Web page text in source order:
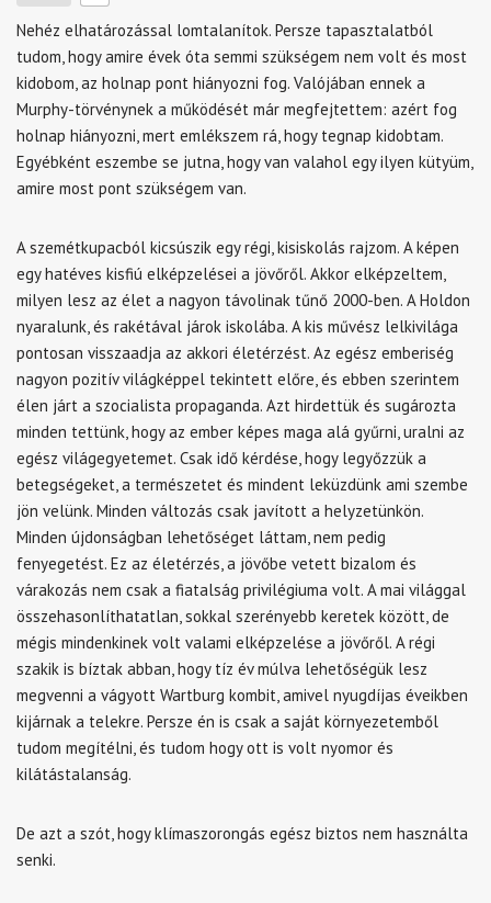
Nehéz elhatározással lomtalanítok. Persze tapasztalatból
tudom, hogy amire évek óta semmi szükségem nem volt és most
kidobom, az holnap pont hiányozni fog. Valójában ennek a
Murphy-törvénynek a működését már megfejtettem: azért fog
holnap hiányozni, mert emlékszem rá, hogy tegnap kidobtam.
Egyébként eszembe se jutna, hogy van valahol egy ilyen kütyüm,
amire most pont szükségem van.
A szemétkupacból kicsúszik egy régi, kisiskolás rajzom. A képen
egy hatéves kisfiú elképzelései a jövőről. Akkor elképzeltem,
milyen lesz az élet a nagyon távolinak tűnő 2000-ben. A Holdon
nyaralunk, és rakétával járok iskolába. A kis művész lelkivilága
pontosan visszaadja az akkori életérzést. Az egész emberiség
nagyon pozitív világképpel tekintett előre, és ebben szerintem
élen járt a szocialista propaganda. Azt hirdettük és sugározta
minden tettünk, hogy az ember képes maga alá gyűrni, uralni az
egész világegyetemet. Csak idő kérdése, hogy legyőzzük a
betegségeket, a természetet és mindent leküzdünk ami szembe
jön velünk. Minden változás csak javított a helyzetünkön.
Minden újdonságban lehetőséget láttam, nem pedig
fenyegetést. Ez az életérzés, a jövőbe vetett bizalom és
várakozás nem csak a fiatalság privilégiuma volt. A mai világgal
összehasonlíthatatlan, sokkal szerényebb keretek között, de
mégis mindenkinek volt valami elképzelése a jövőről. A régi
szakik is bíztak abban, hogy tíz év múlva lehetőségük lesz
megvenni a vágyott Wartburg kombit, amivel nyugdíjas éveikben
kijárnak a telekre. Persze én is csak a saját környezetemből
tudom megítélni, és tudom hogy ott is volt nyomor és
kilátástalanság.
De azt a szót, hogy klímaszorongás egész biztos nem használta
senki.